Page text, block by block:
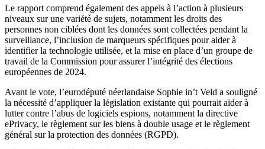
Le rapport comprend également des appels à l’action à plusieurs
niveaux sur une variété de sujets, notamment les droits des
personnes non ciblées dont les données sont collectées pendant la
surveillance, l’inclusion de marqueurs spécifiques pour aider à
identifier la technologie utilisée, et la mise en place d’un groupe de
travail de la Commission pour assurer l’intégrité des élections
européennes de 2024.
Avant le vote, l’eurodéputé néerlandaise Sophie in’t Veld a souligné
la nécessité d’appliquer la législation existante qui pourrait aider à
lutter contre l’abus de logiciels espions, notamment la directive
ePrivacy, le règlement sur les biens à double usage et le règlement
général sur la protection des données (RGPD).